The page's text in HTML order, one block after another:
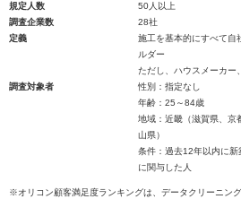
規定人数
50人以上
調査企業数
28社
定義
施工を基本的にすべて自
ルダー
ただし、ハウスメーカー
調査対象者
性別：指定なし
年齢：25～84歳
地域：近畿（滋賀県、京
山県）
条件：過去12年以内に
に関与した人
※オリコン顧客満足度ランキングは、データクリーニン